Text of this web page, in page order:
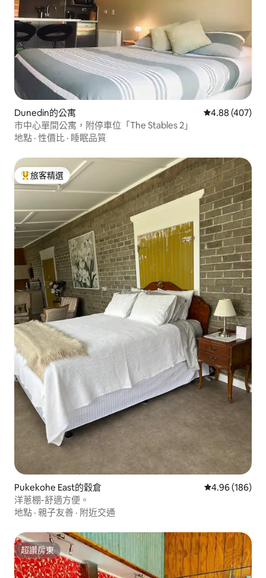
Dunedin的公寓 從 407 則評價
4.88 (407)
市中心單間公寓，附停車位「The Stables 2」
地點 · 性價比 · 睡眠品質
旅客精選榜首
旅客精選
Pukekohe East的穀倉 從 186 則評價
4.96 (186)
洋蔥棚-舒適方便。
地點 · 親子友善 · 附近交通
超讚房東
超讚房東